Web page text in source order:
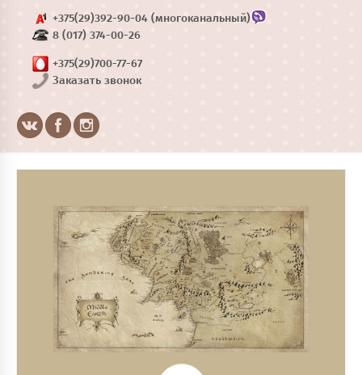
+375(29)392-90-04 (многоканальный)
8 (017) 374-00-26
+375(29)700-77-67
Заказать звонок